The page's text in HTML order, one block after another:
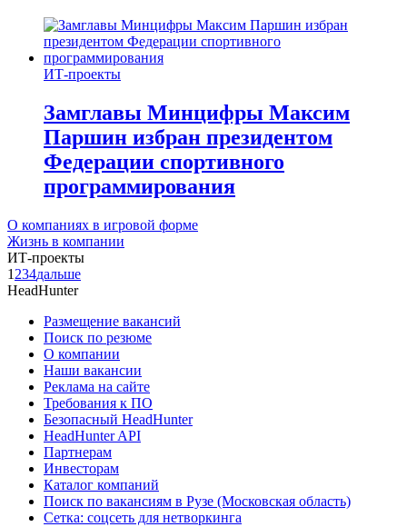
ИТ-проекты
Замглавы Минцифры Максим
Паршин избран президентом
Федерации спортивного
программирования
О компаниях в игровой форме
Жизнь в компании
ИТ-проекты
1 234дальше
HeadHunter
Размещение вакансий
Поиск по резюме
О компании
Наши вакансии
Реклама на сайте
Требования к ПО
Безопасный HeadHunter
HeadHunter API
Партнерам
Инвесторам
Каталог компаний
Поиск по вакансиям в Рузе (Московская область)
Сетка: соцсеть для нетворкинга